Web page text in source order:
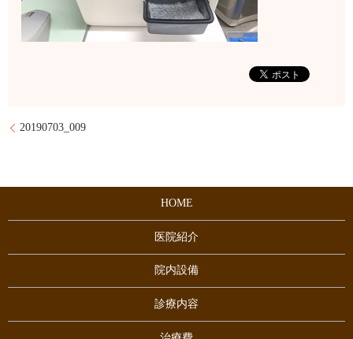
20190703_009
HOME
医院紹介
院内設備
診療内容